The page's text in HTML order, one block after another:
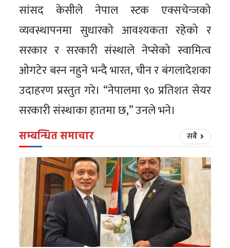
सांसद केसीले नेपाल स्टक एक्सचेन्जको
व्यवस्थापनमा सुधारको आवश्यकता रहेको र
सरकार र सरकारी संस्थाले नेप्सेको स्वामित्व
ओगटेर बस्न नहुने भन्दै भारत, चीन र बंगलादेशका
उदाहरण प्रस्तुत गरे। “नेपालमा ९० प्रतिशत सेयर
सरकारी संस्थाका हातमा छ,” उनले भने।
सम्बन्धित समाचार सबै